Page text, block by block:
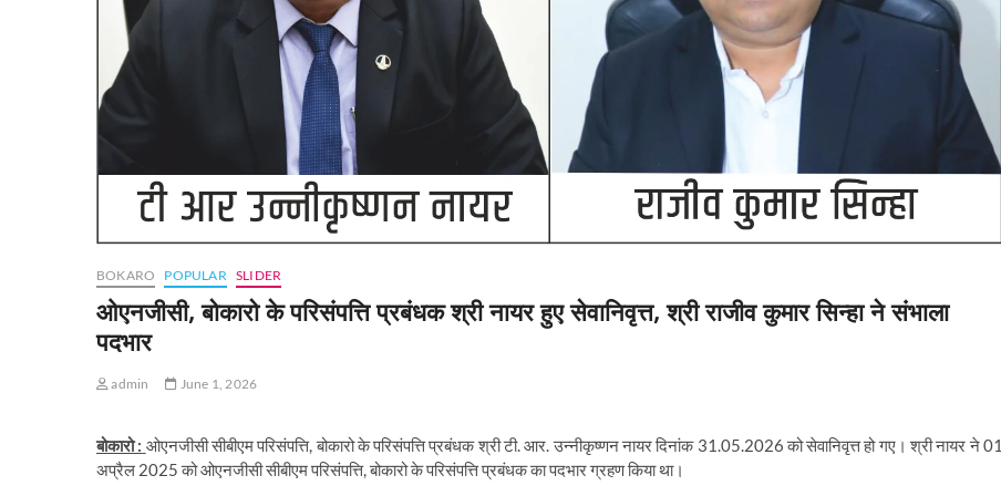
BOKARO POPULAR SLIDER
ओएनजीसी, बोकारो के परिसंपत्ति प्रबंधक श्री नायर हुए सेवानिवृत्त, श्री राजीव कुमार सिन्हा ने संभाला
पदभार
admin June 1, 2026
​बोकारो : ओएनजीसी सीबीएम परिसंपत्ति, बोकारो के परिसंपत्ति प्रबंधक श्री टी. आर. उन्नीकृष्णन नायर दिनांक 31.05.2026 को सेवानिवृत्त हो गए। श्री नायर ने 01
अप्रैल 2025 को ओएनजीसी सीबीएम परिसंपत्ति, बोकारो के परिसंपत्ति प्रबंधक का पदभार ग्रहण किया था।